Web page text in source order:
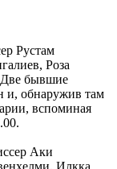
Рустам
Роза
Две бывшие
и, обнаружив там
вспоминая
Аки
Илкка